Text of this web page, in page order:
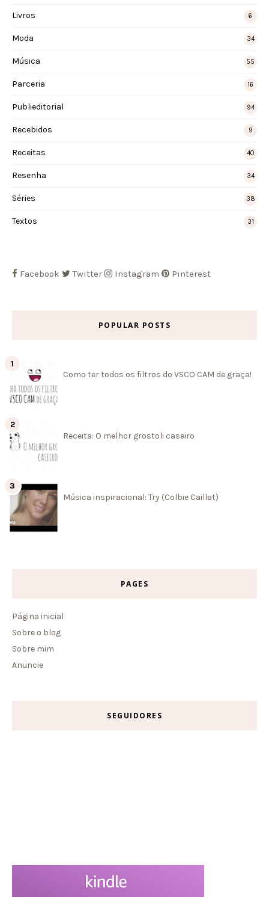
Livros 6
Moda 34
Música 55
Parceria 16
Publieditorial 94
Recebidos 9
Receitas 40
Resenha 34
Séries 38
Textos 31
Facebook Twitter Instagram Pinterest
POPULAR POSTS
Como ter todos os filtros do VSCO CAM de graça!
Receita: O melhor grostoli caseiro
Música inspiracional: Try (Colbie Caillat)
PAGES
Página inicial
Sobre o blog
Sobre mim
Anuncie
SEGUIDORES